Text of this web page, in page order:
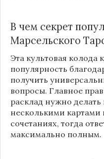
В чем секрет
Марсельского
Эта культовая колода
популярность
получить
вопросы. Главное
расклад нужно делать
несколькими картами
сочетаниях, тогда
максимально полным.